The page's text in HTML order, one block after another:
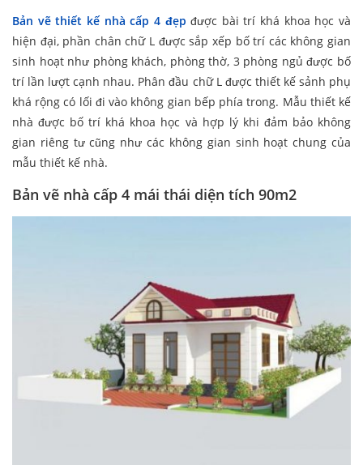
Bản vẽ thiết kế nhà cấp 4 đẹp được bài trí khá khoa học và
hiện đại, phần chân chữ L được sắp xếp bố trí các không gian
sinh hoạt như phòng khách, phòng thờ, 3 phòng ngủ được bố
trí lần lượt cạnh nhau. Phân đầu chữ L được thiết kế sảnh phụ
khá rộng có lối đi vào không gian bếp phía trong. Mẫu thiết kế
nhà được bố trí khá khoa học và hợp lý khi đảm bảo không
gian riêng tư cũng như các không gian sinh hoạt chung của
mẫu thiết kế nhà.
Bản vẽ nhà cấp 4 mái thái diện tích 90m2